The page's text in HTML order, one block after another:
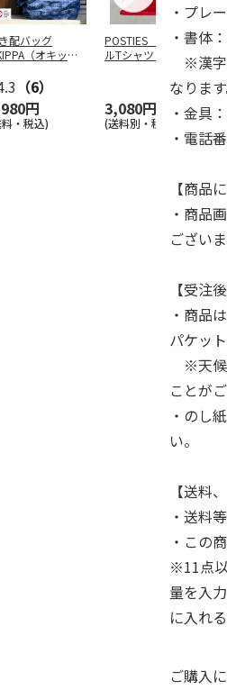
配バッグ
（オキッ
（6）
円
・税込)
POSTIES オリジナ
ルTシャツ Sサイズ
3,080円
(送料別・税込)
・プレ
・書体
※漢字
なります
・金具
・電話
【商品
・商品
ございま
【受注
・商品
パケッ
※天候
ことが
・のし
い。
【送料
・送料
・この
※11点
量を入
に入れ
ご購入